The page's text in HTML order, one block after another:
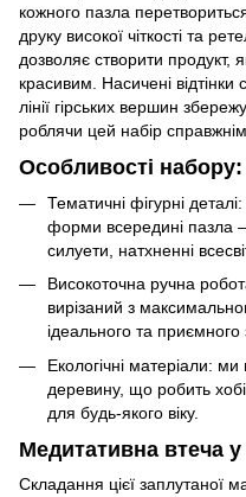
кожного пазла
друку високої чіткості та
дозволяє створити продукт,
красивим. Насичені відтінки
лінії гірських вершин
роблячи цей набір
Особливості набору:
Тематичні фігурні
форми всередині пазла
силуети, натхненні
Високоточна ручна
вирізаний з
ідеального та приємного
Екологічні матеріали:
деревину, що робить
для будь-якого віку.
Медитативна втеча у
Складання цієї заплутаної